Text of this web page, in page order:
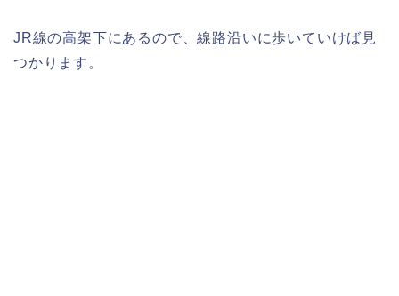
JR線の高架下にあるので、線路沿いに歩いていけば見
つかります。